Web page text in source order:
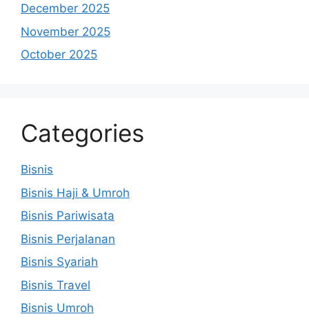
December 2025
November 2025
October 2025
Categories
Bisnis
Bisnis Haji & Umroh
Bisnis Pariwisata
Bisnis Perjalanan
Bisnis Syariah
Bisnis Travel
Bisnis Umroh